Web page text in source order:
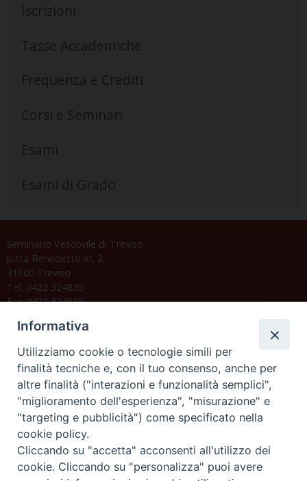
Iscrizioni
Tasse Accademiche
Frequenza e Crediti
Corsi e Seminari
Esami
Esami di Grado
Seminario Vescovile di Treviso
p.tta Benedetto XI, 2
31100 Treviso
Tel. 0422 324835
Fax 0422 324836
Orario di segreteria
Lunedì 17.30-19.30
Martedì 17.30-19.30
Mercoledì 17.30-19.30
Giovedì 17.30-19.30
Venerdì chiuso
Informativa
Utilizziamo cookie o tecnologie simili per
finalità tecniche e, con il tuo consenso, anche per
altre finalità ("interazioni e funzionalità semplici",
"miglioramento dell'esperienza", "misurazione" e
"targeting e pubblicità") come specificato nella
cookie policy.
Cliccando su "accetta" acconsenti all'utilizzo dei
cookie. Cliccando su "personalizza" puoi avere